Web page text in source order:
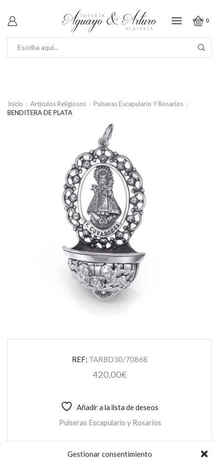
Gestionar consentimiento
0
Inicio Artículos Religiosos
Pulseras Escapulario Y Rosarios
BENDITERA DE PLATA
REF: TARBD30/70868
420,00€
Añadir a la lista de deseos
Pulseras Escapulario y Rosarios